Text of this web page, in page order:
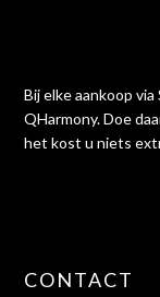
Bij elke aankoop
QHarmony. Doe
het kost u niets
CONTACT